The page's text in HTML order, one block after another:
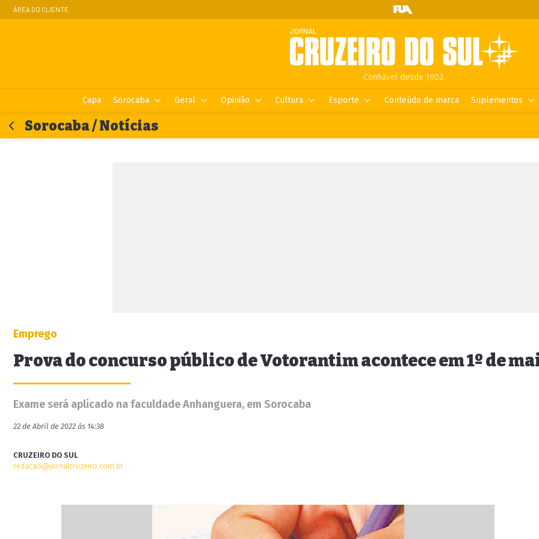
ÁREA DO CLIENTE
Confiável desde 1903.
Capa Sorocaba Geral Opinião Cultura Esporte Conteúdo de marca Suplementos
Sorocaba / Notícias
Emprego
Prova do concurso público de Votorantim acontece em 1º de
Exame será aplicado na faculdade Anhanguera, em Sorocaba
22 de Abril de 2022 às 14:38
CRUZEIRO DO SUL
redacao@jornalcruzeiro.com.br